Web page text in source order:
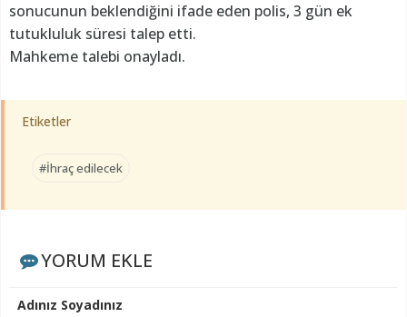
sonucunun beklendiğini ifade eden polis, 3 gün ek
tutukluluk süresi talep etti.
Mahkeme talebi onayladı.
Etiketler
#İhraç edilecek
YORUM EKLE
Adınız Soyadınız